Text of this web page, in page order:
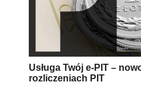
Usługa Twój e-PIT –
rozliczeniach PIT